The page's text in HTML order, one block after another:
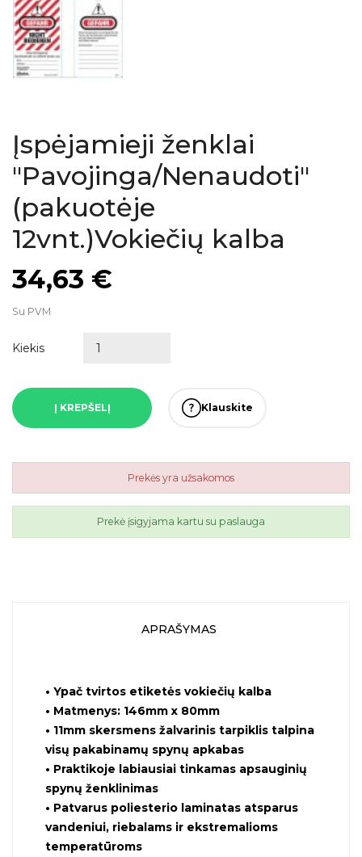
Įspėjamieji ženklai
"Pavojinga/Nenaudoti"
(pakuotėje
12vnt.)Vokiečių kalba
34,63 €
Su PVM
Kiekis
Į KREPŠELĮ Klauskite
Prekės yra užsakomos
Prekė įsigyjama kartu su paslauga
APRAŠYMAS
• Ypač tvirtos etiketės vokiečių kalba
• Matmenys: 146mm x 80mm
• 11mm skersmens žalvarinis tarpiklis talpina
visų pakabinamų spynų apkabas
• Praktikoje labiausiai tinkamas apsauginių
spynų ženklinimas
• Patvarus poliesterio laminatas atsparus
vandeniui, riebalams ir ekstremalioms
temperatūroms